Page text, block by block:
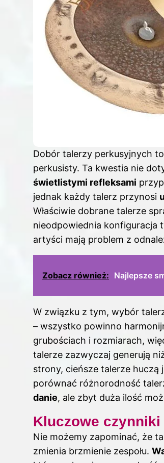
Dobór talerzy perkusyjnych
perkusisty. Ta kwestia nie
świetlistymi refleksami
jednak każdy talerz przynosi
Właściwie dobrane talerze
nieodpowiednia
artyści mają problem z
Zobacz również: Najlepsze
W związku z tym, wybór
– wszystko powinno
grubościach i rozmiarach,
talerze zazwyczaj generują
strony, cieńsze talerze
porównać różnorodność
danie, ale zbyt duża ilość
Kluczowe
Nie możemy zapominać, że
zmienia brzmienie zespołu.